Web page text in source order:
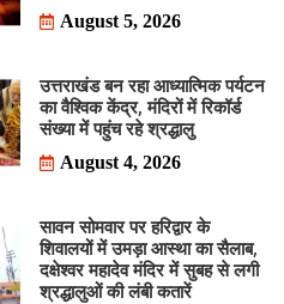
August 5, 2026
उत्तराखंड बन रहा आध्यात्मिक पर्यटन
का वैश्विक केंद्र, मंदिरों में रिकॉर्ड
संख्या में पहुंच रहे श्रद्धालु
August 4, 2026
सावन सोमवार पर हरिद्वार के
शिवालयों में उमड़ा आस्था का सैलाब,
दक्षेश्वर महादेव मंदिर में सुबह से लगी
श्रद्धालुओं की लंबी कतारें